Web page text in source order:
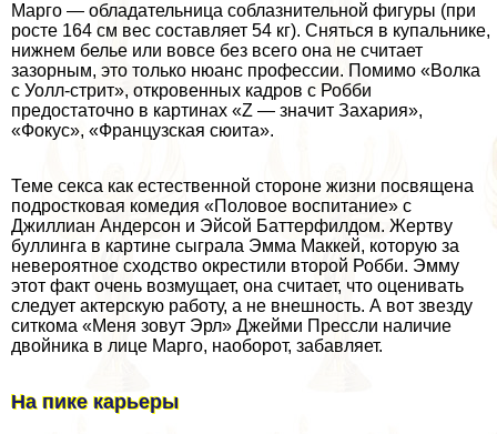
Марго — обладательница coблaзнительной фигуры (при
росте 164 см вес составляет 54 кг). Сняться в купальнике,
нижнем белье или вовсе без всего она не считает
зазорным, это только нюанс профессии. Помимо «Волка
с Уолл-стрит», откровенных кадров с Робби
предостаточно в картинах «Z — значит Захария»,
«Фокус», «Французская сюита».
Теме ceкcа как естественной стороне жизни посвящена
подростковая комедия «Половое воспитание» с
Джиллиан Андерсон и Эйсой Баттерфилдом. Жертву
буллинга в картине сыграла Эмма Маккей, которую за
невероятное сходство окрестили второй Робби. Эмму
этот факт очень возмущает, она считает, что оценивать
следует актерскую работу, а не внешность. А вот звезду
ситкома «Меня зовут Эрл» Джейми Прессли наличие
двойника в лице Марго, наоборот, забавляет.
На пике карьеры